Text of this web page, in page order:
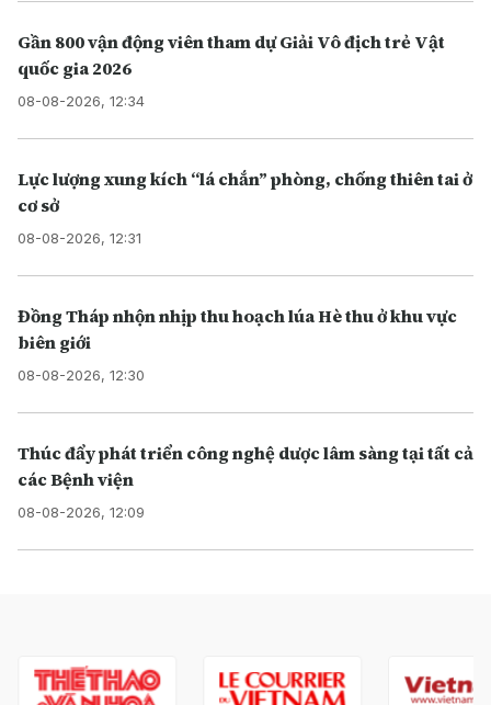
Gần 800 vận động viên tham dự Giải Vô địch trẻ Vật
quốc gia 2026
08-08-2026, 12:34
Lực lượng xung kích “lá chắn” phòng, chống thiên tai ở
cơ sở
08-08-2026, 12:31
Đồng Tháp nhộn nhịp thu hoạch lúa Hè thu ở khu vực
biên giới
08-08-2026, 12:30
Thúc đẩy phát triển công nghệ dược lâm sàng tại tất cả
các Bệnh viện
08-08-2026, 12:09